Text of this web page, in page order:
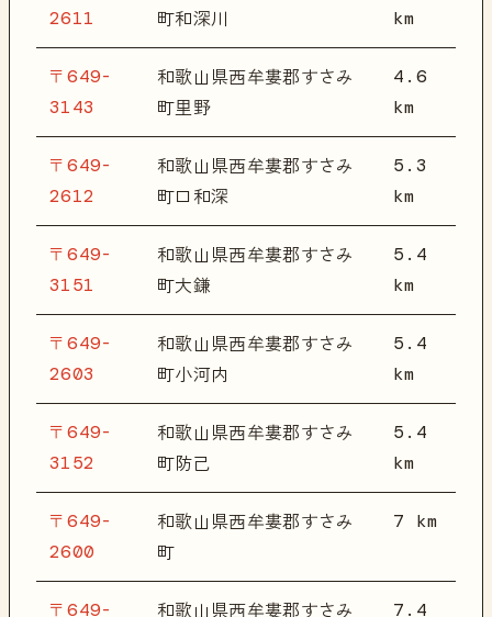
2611 町和深川 km
〒649-
3143
和歌山県西牟婁郡すさみ
町里野
4.6
km
〒649-
2612
和歌山県西牟婁郡すさみ
町口和深
5.3
km
〒649-
3151
和歌山県西牟婁郡すさみ
町大鎌
5.4
km
〒649-
2603
和歌山県西牟婁郡すさみ
町小河内
5.4
km
〒649-
3152
和歌山県西牟婁郡すさみ
町防己
5.4
km
〒649-
2600
和歌山県西牟婁郡すさみ
町
7 km
〒649-
和歌山県西牟婁郡すさみ
7.4